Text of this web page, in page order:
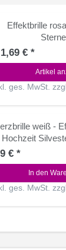
Effektbrille
€ *
Artikel
ges. MwSt.
weiß -
Hochzeit
€ *
In den
ges. MwSt.